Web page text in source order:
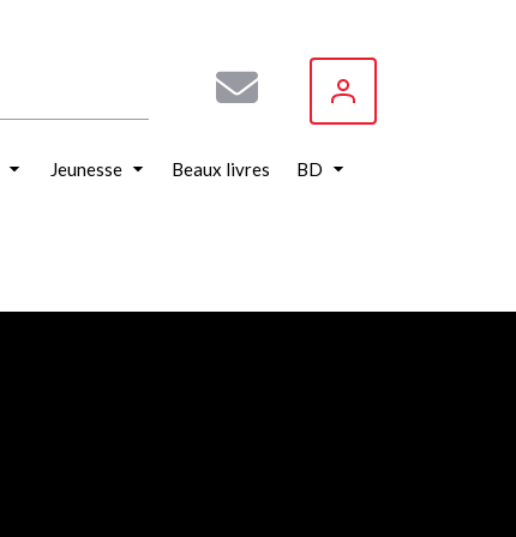
Jeunesse Beaux livres BD